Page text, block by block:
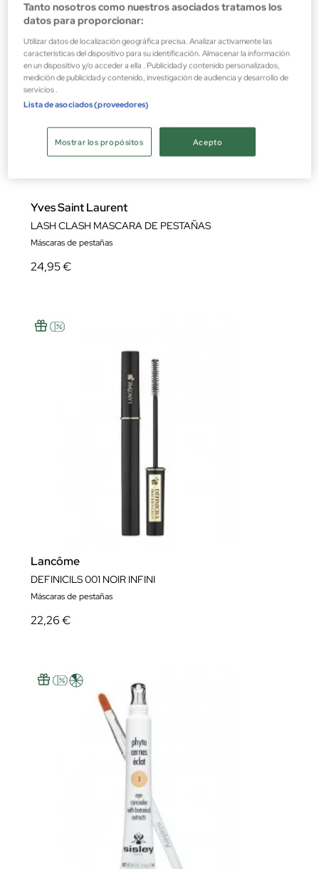
Yves Saint Laurent
LASH CLASH MASCARA DE PESTAÑAS
Máscaras de pestañas
24,95 €
Lancôme
DEFINICILS 001 NOIR INFINI
Máscaras de pestañas
22,26 €
Tanto nosotros como nuestros asociados tratamos los
datos para proporcionar:
Utilizar datos de localización geográfica precisa. Analizar activamente las
características del dispositivo para su identificación. Almacenar la información
en un dispositivo y/o acceder a ella . Publicidad y contenido personalizados,
medición de publicidad y contenido, investigación de audiencia y desarrollo de
servicios .
Lista de asociados (proveedores)
Acepto
Mostrar los propósitos